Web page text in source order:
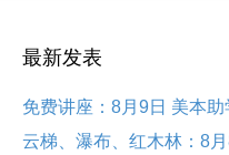
最新发表
免费讲座：8月9日 美本
云梯、瀑布、红木林：8